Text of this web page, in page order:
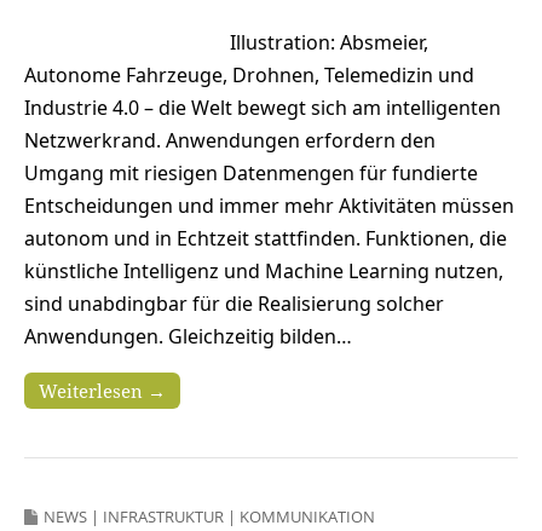
Illustration: Absmeier,
Autonome Fahrzeuge, Drohnen, Telemedizin und
Industrie 4.0 – die Welt bewegt sich am intelligenten
Netzwerkrand. Anwendungen erfordern den
Umgang mit riesigen Datenmengen für fundierte
Entscheidungen und immer mehr Aktivitäten müssen
autonom und in Echtzeit stattfinden. Funktionen, die
künstliche Intelligenz und Machine Learning nutzen,
sind unabdingbar für die Realisierung solcher
Anwendungen. Gleichzeitig bilden…
Weiterlesen →
NEWS | INFRASTRUKTUR | KOMMUNIKATION